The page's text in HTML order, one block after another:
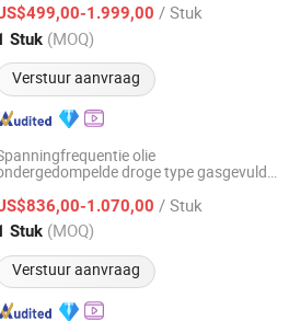
1.999,00 / Stuk
Stuk (MOQ)
Verstuur aanvraag
Sinds 2024
olie
droge type gasgevulde
1.070,00 / Stuk
Stuk (MOQ)
Verstuur aanvraag
Co., Ltd.
Sinds 2024